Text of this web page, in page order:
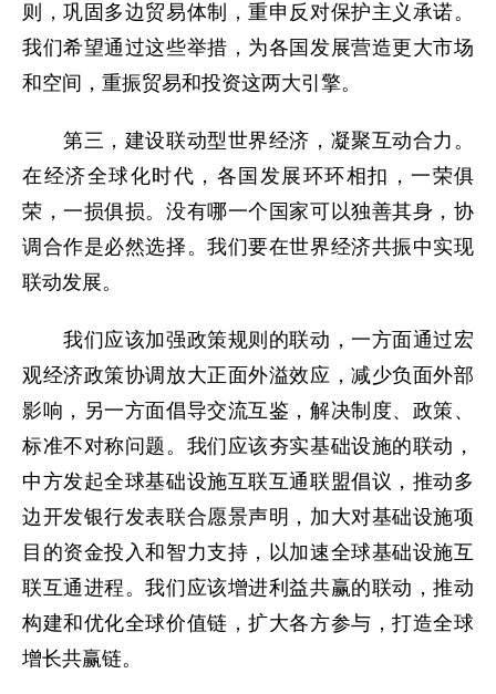
则，巩固多边贸易体制，重申反对保护主义承诺。
我们希望通过这些举措，为各国发展营造更大市场
和空间，重振贸易和投资这两大引擎。
第三，建设联动型世界经济，凝聚互动合力。
在经济全球化时代，各国发展环环相扣，一荣俱
荣，一损俱损。没有哪一个国家可以独善其身，协
调合作是必然选择。我们要在世界经济共振中实现
联动发展。
我们应该加强政策规则的联动，一方面通过宏
观经济政策协调放大正面外溢效应，减少负面外部
影响，另一方面倡导交流互鉴，解决制度、政策、
标准不对称问题。我们应该夯实基础设施的联动，
中方发起全球基础设施互联互通联盟倡议，推动多
边开发银行发表联合愿景声明，加大对基础设施项
目的资金投入和智力支持，以加速全球基础设施互
联互通进程。我们应该增进利益共赢的联动，推动
构建和优化全球价值链，扩大各方参与，打造全球
增长共赢链。